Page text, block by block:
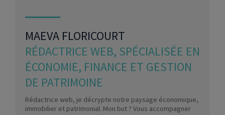
MAEVA FLORICOURT
RÉDACTRICE WEB, SPÉCIALISÉE EN
ÉCONOMIE, FINANCE ET GESTION
DE PATRIMOINE
Rédactrice web, je décrypte notre paysage économique,
immobilier et patrimonial. Mon but ? Vous accompagner